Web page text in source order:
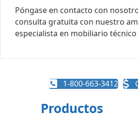
Póngase en contacto con
consulta gratuita con nuestro
especialista en mobiliario
1-800-663-3412
Productos